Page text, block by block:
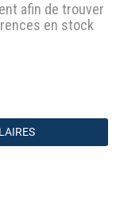
afin de trouver
en stock